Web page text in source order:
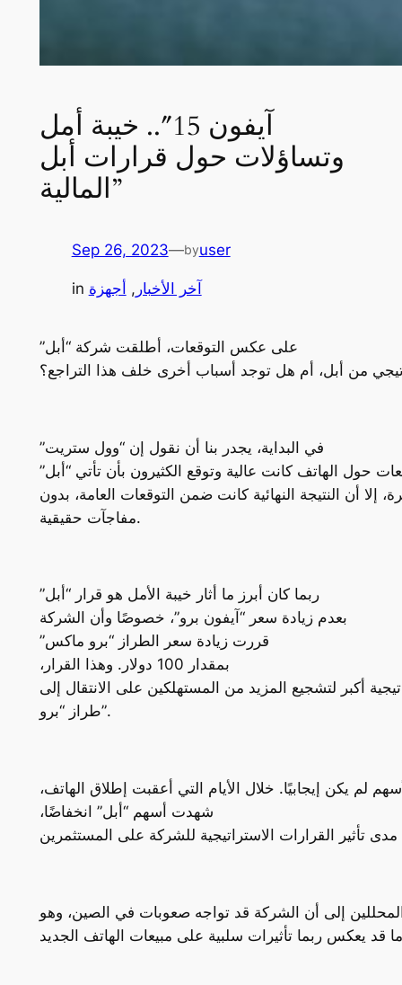
آيفون 15″.. خيبة أمل
وتساؤلات حول قرارات أبل
المالية”
Sep 26, 2023—byuser
in آخر الأخبار , أجهزة
على عكس التوقعات، أطلقت شركة “أبل”
في البداية، يجدر بنا أن نقول إن “وول ستريت”
حول الهاتف كانت عالية وتوقع الكثيرون بأن تأتي “أبل”
إلا أن النتيجة النهائية كانت ضمن التوقعات العامة، بدون
مفاجآت حقيقية.
ربما كان أبرز ما أثار خيبة الأمل هو قرار “أبل”
بعدم زيادة سعر “آيفون برو”، خصوصًا وأن الشركة
قررت زيادة سعر الطراز “برو ماكس”
بمقدار 100 دولار. وهذا القرار،
أكبر لتشجيع المزيد من المستهلكين على الانتقال إلى
طراز “برو”.
لم يكن إيجابيًا. خلال الأيام التي أعقبت إطلاق الهاتف،
شهدت أسهم “أبل” انخفاضًا،
إلى أن الشركة قد تواجه صعوبات في الصين، وهو